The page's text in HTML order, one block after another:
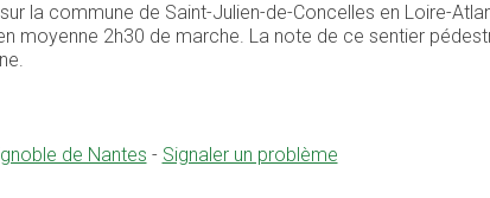
la commune de Saint-Julien-de-Concelles en Loire-
moyenne 2h30 de marche. La note de ce sentier
de Nantes - Signaler un problème